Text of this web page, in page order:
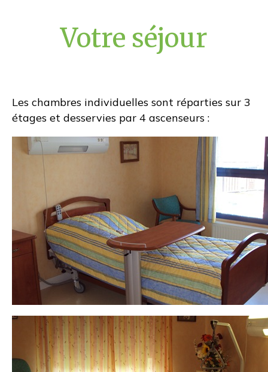
Résidence Saint
Votre séjour
Les chambres individuelles sont réparties sur 3
étages et desservies par 4 ascenseurs :